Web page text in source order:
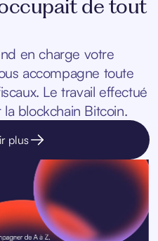
de tout
en charge votre
accompagne toute
Le travail effectué
blockchain Bitcoin.
plus